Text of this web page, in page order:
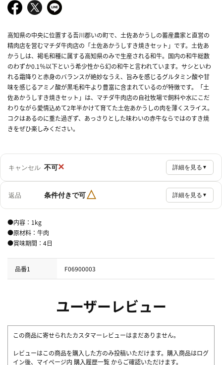
高知県の中央に位置する吾川郡いの町で、土佐あかうしの蓄産農家と直営の
精肉店を営むマチダ牛肉店の「土佐あかうしすき焼きセット」です。土佐あ
かうしは、褐毛和種に属する高知県のみで生産される和牛。国内の和牛総数
のわずか0.1％以下という希少性から幻の和牛と言われています。サシといわ
れる霜降りと赤身のバランスが絶妙なうえ、旨みを感じるグルタミン酸や甘
味を感じるアミノ酸が黒毛和牛より豊富に含まれているのが特徴です。「土
佐あかうしすき焼きセット」は、マチダ牛肉店の自社牧場で飼料や水にこだ
わりながら愛情込めて2年半かけて育てた土佐あかうしの肉を薄くスライス。
コクはあるのに重た過ぎず、あっさりとした味わいの赤牛ならではのすき焼
きをぜひ楽しみください。
キャンセル 不可× 詳細を見る ▼
返品 条件付きで可△ 詳細を見る ▼
●内容：1kg
●原材料：牛肉
●賞味期間：4日
品番1 F06900003
ユーザーレビュー
この商品に寄せられたカスタマーレビューはまだありません。
レビューはこの商品を購入した方のみ投稿いただけます。購入商品はログ
イン後、マイページ内 購入履歴一覧 からご確認いただけます。